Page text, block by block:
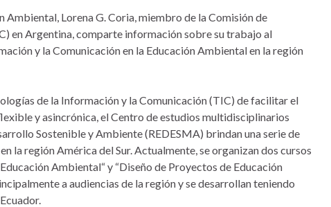
Ambiental, Lorena G. Coria, miembro de la Comisión de
en Argentina, comparte información sobre su trabajo al
y la Comunicación en la Educación Ambiental en la región
de la Información y la Comunicación (TIC) de facilitar el
y asincrónica, el Centro de estudios multidisciplinarios
Sostenible y Ambiente (REDESMA) brindan una serie de
la región América del Sur. Actualmente, se organizan dos cursos
Ambiental“ y “Diseño de Proyectos de Educación
a audiencias de la región y se desarrollan teniendo